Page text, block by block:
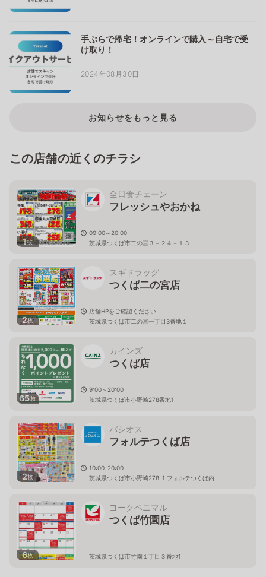
手ぶらで帰宅！オンラインで購入～自宅で受
け取り！
2024年08月30日
お知らせをもっと見る
この店舗の近くのチラシ
1枚
全日食チェーン
フレッシュやおかね
09:00～20:00
茨城県つくば市二の宮３－２４－１３
2枚
スギドラッグ
つくば二の宮店
店舗HPをご確認ください
茨城県つくば市二の宮一丁目3番地１
65枚
カインズ
つくば店
9:00～20:00
茨城県つくば市小野崎278番地1
2枚
パシオス
フォルテつくば店
10:00-20:00
茨城県つくば市小野崎278-1 フォルテつくば内
6枚
ヨークベニマル
つくば竹園店
茨城県つくば市竹園１丁目３番地1